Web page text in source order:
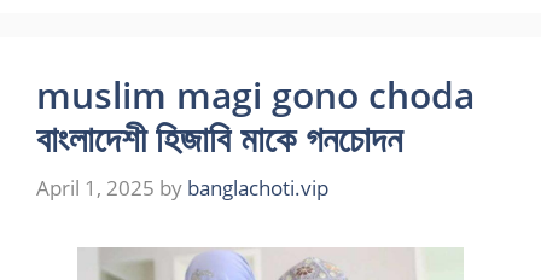
muslim magi gono choda
বাংলাদেশী হিজাবি মাকে গনচোদন
April 1, 2025 by banglachoti.vip